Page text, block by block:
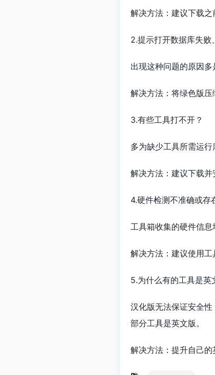
解决方法：建议下载
2.提示打开数据库失败
出现这种问题的原因
解决方法：将绿色版压
3.有些工具打不开？
多为缺少工具所需运行
解决方法：建议下载
4.硬件检测不准确或存
工具箱收集的硬件信
解决方法：建议使用工
5.为什么有的工具是英
汉化版无法保证安全
部分工具是英文版。
解决方法：提升自己